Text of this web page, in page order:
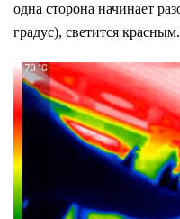
одна сторона начинает
градус), светится красным.